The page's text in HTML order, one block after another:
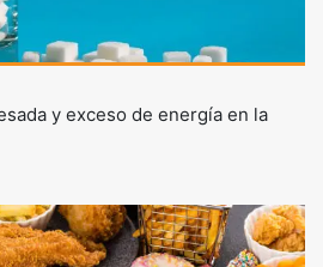
y exceso de energía en la